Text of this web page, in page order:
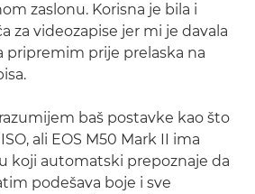
zaslonu. Korisna je bila i
za videozapise jer mi je davala
pripremim prije prelaska na
baš postavke kao što
ali EOS M50 Mark II ima
koji automatski prepoznaje da
podešava boje i sve